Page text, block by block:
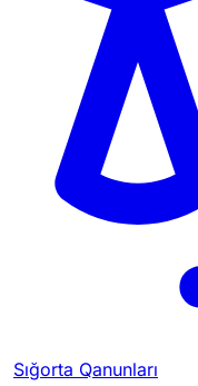
Sığorta Qanunları